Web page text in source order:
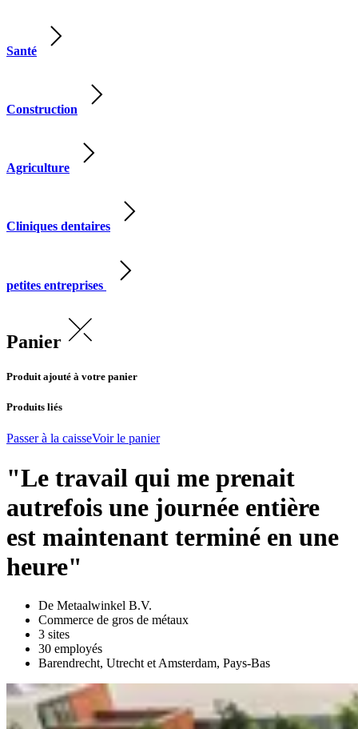
Santé
Construction
Agriculture
Cliniques dentaires
petites entreprises
Panier
Produit ajouté à votre panier
Produits liés
Passer à la caisseVoir le panier
"Le travail qui me prenait
autrefois une journée entière
est maintenant terminé en une
heure"
De Metaalwinkel B.V.
Commerce de gros de métaux
3 sites
30 employés
Barendrecht, Utrecht et Amsterdam, Pays-Bas